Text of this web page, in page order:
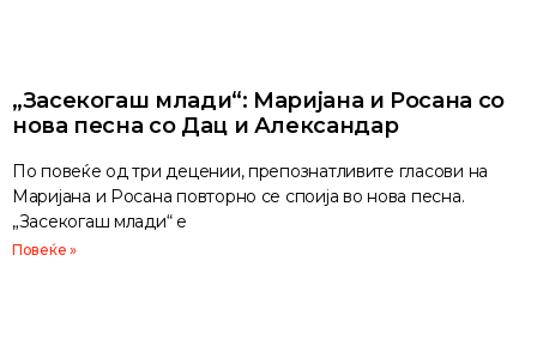
„Засекогаш млади“: Маријана и Росана со
нова песна со Дац и Александар
По повеќе од три децении, препознатливите гласови на
Маријана и Росана повторно се споија во нова песна.
„Засекогаш млади“ е
Повеќе »